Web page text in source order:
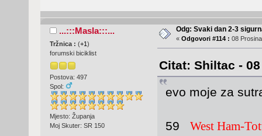
...:::Masla:::...
Tržnica : (+1)
forumski biciklist
Postova: 497
Spol:
Mjesto: Županja
Moj Skuter: SR 150
Odg: Svaki dan 2-3
« Odgovori #114 : 08
Citat: Shiltac -
evo moje za
59 West Ham-